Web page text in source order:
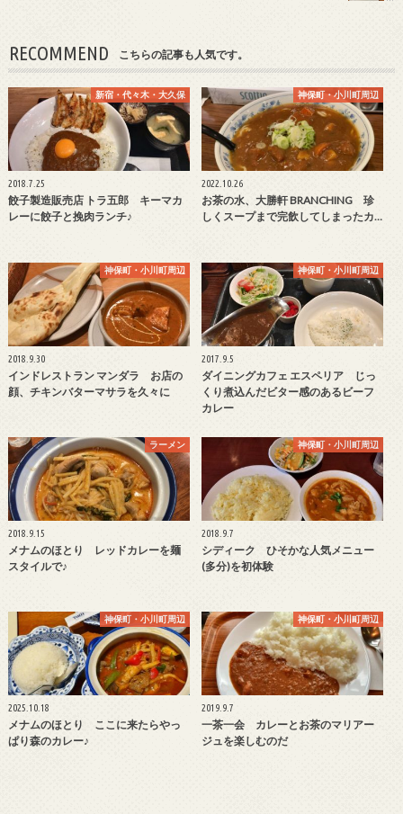
RECOMMEND こちらの記事も人気です。
新宿・代々木・大久保
2018.7.25
餃子製造販売店 トラ五郎 キーマカ
レーに餃子と挽肉ランチ♪
神保町・小川町周辺
2022.10.26
お茶の水、大勝軒 BRANCHING 珍
しくスープまで完飲してしまったカ…
神保町・小川町周辺
2018.9.30
インドレストラン マンダラ お店の
顔、チキンバターマサラを久々に
神保町・小川町周辺
2017.9.5
ダイニングカフェ エスペリア じっ
くり煮込んだビター感のあるビーフ
カレー
ラーメン
2018.9.15
メナムのほとり レッドカレーを麺
スタイルで♪
神保町・小川町周辺
2018.9.7
シディーク ひそかな人気メニュー
(多分)を初体験
神保町・小川町周辺
2025.10.18
メナムのほとり ここに来たらやっ
ぱり森のカレー♪
神保町・小川町周辺
2019.9.7
一茶一会 カレーとお茶のマリアー
ジュを楽しむのだ